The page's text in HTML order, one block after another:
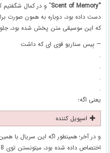
“Scent of Memory
” و در کمال
دست داده بود، دوباره به همون
که این موسیقی متن پخش شده بود،
— بِیس سناریو قوی ای که داشت
.
.
.
.
یعنی اگه؛
اسپویل کننده
و در آخر؛ همینطور اگه این سریال با
اختصاص داده شده بود، میتونستن توی 18 یا 20 قسمت و تمرکز بیشتر روی بُعد